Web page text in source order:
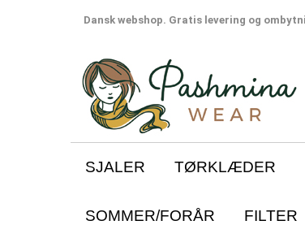
Dansk webshop. Gratis levering og
SJALER TØRKLÆDER
SOMMER/FORÅR FILTER
SJALER SILKE/CASHMERE